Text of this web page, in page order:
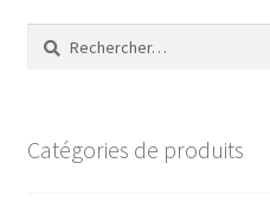
Rechercher :
Catégories de produits